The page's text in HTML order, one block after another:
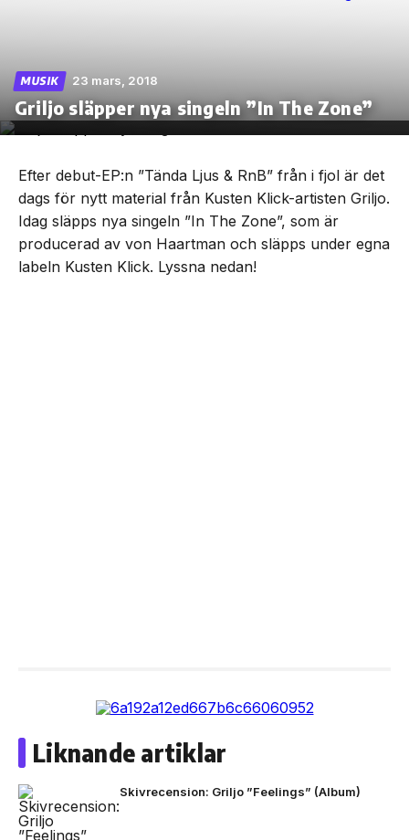
Skip
the
content
MUSIK 23 mars, 2018
Griljo släpper nya singeln ”In The Zone”
Efter debut-EP:n ”Tända Ljus & RnB” från i fjol är det
dags för nytt material från Kusten Klick-artisten Griljo.
Idag släpps nya singeln ”In The Zone”, som är
producerad av von Haartman och släpps under egna
labeln Kusten Klick. Lyssna nedan!
Liknande artiklar
Skivrecension: Griljo ”Feelings” (Album)